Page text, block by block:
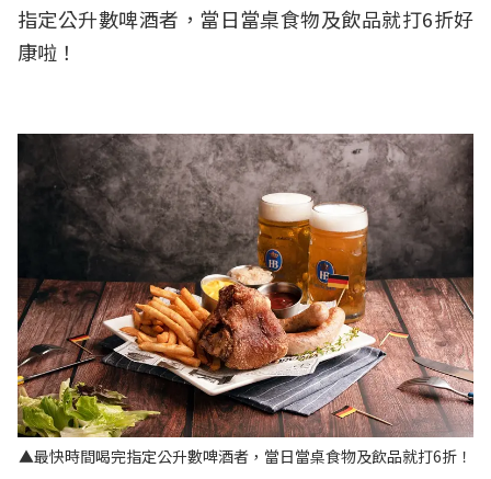
指定公升數啤酒者，當日當桌食物及飲品就打6折好
康啦！
▲最快時間喝完指定公升數啤酒者，當日當桌食物及飲品就打6折！